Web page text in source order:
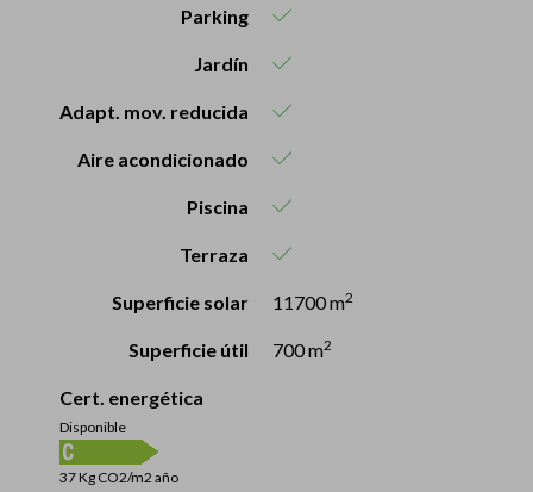
Parking
Jardín
Adapt. mov. reducida
Aire acondicionado
Piscina
Terraza
Superficie solar 11700 m2
Superficie útil 700 m2
Cert. energética
Disponible
37 Kg CO2/m2 año